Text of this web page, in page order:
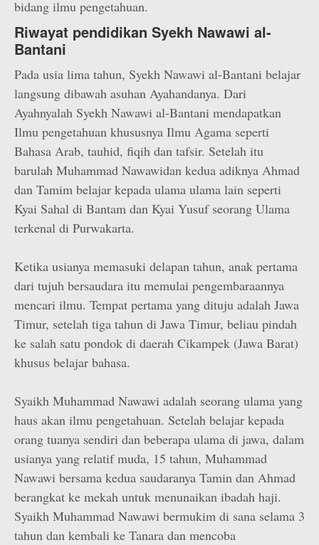
bidang ilmu pengetahuan.
Riwayat pendidikan Syekh Nawawi al-
Bantani
Pada usia lima tahun, Syekh Nawawi al-Bantani belajar
langsung dibawah asuhan Ayahandanya. Dari
Ayahnyalah Syekh Nawawi al-Bantani mendapatkan
Ilmu pengetahuan khususnya Ilmu Agama seperti
Bahasa Arab, tauhid, fiqih dan tafsir. Setelah itu
barulah Muhammad Nawawidan kedua adiknya Ahmad
dan Tamim belajar kepada ulama ulama lain seperti
Kyai Sahal di Bantam dan Kyai Yusuf seorang Ulama
terkenal di Purwakarta.
Ketika usianya memasuki delapan tahun, anak pertama
dari tujuh bersaudara itu memulai pengembaraannya
mencari ilmu. Tempat pertama yang dituju adalah Jawa
Timur, setelah tiga tahun di Jawa Timur, beliau pindah
ke salah satu pondok di daerah Cikampek (Jawa Barat)
khusus belajar bahasa.
Syaikh Muhammad Nawawi adalah seorang ulama yang
haus akan ilmu pengetahuan. Setelah belajar kepada
orang tuanya sendiri dan beberapa ulama di jawa, dalam
usianya yang relatif muda, 15 tahun, Muhammad
Nawawi bersama kedua saudaranya Tamin dan Ahmad
berangkat ke mekah untuk menunaikan ibadah haji.
Syaikh Muhammad Nawawi bermukim di sana selama 3
tahun dan kembali ke Tanara dan mencoba